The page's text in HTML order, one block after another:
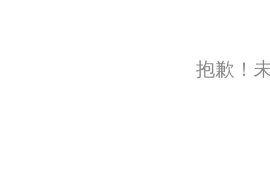
抱歉！